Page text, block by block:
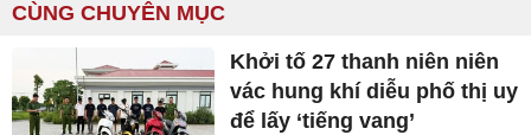
CÙNG CHUYÊN MỤC
Khởi tố 27 thanh niên niên
vác hung khí diễu phố thị uy
để lấy ‘tiếng vang’